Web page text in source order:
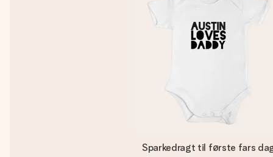
Sparkedragt til første fars